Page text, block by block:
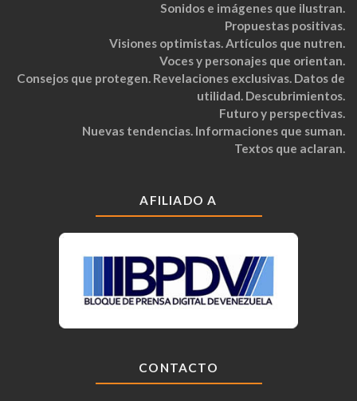
Sonidos e imágenes que ilustran.
Propuestas positivas.
Visiones optimistas. Artículos que nutren.
Voces y personajes que orientan.
Consejos que protegen. Revelaciones exclusivas. Datos de
utilidad. Descubrimientos.
Futuro y perspectivas.
Nuevas tendencias. Informaciones que suman.
Textos que aclaran.
AFILIADO A
CONTACTO